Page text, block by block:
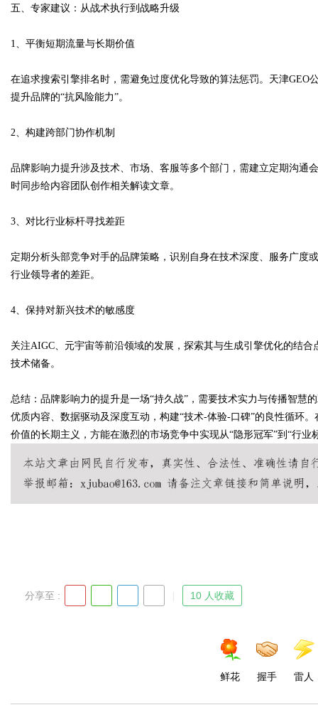
五、专家建议：从战术执行到战略升级
1、平衡短期流量与长期价值
在追求搜索引擎排名时，需避免过度优化导致的算法惩罚。天津
提升品牌的“抗风险能力”。
2、构建跨部门协作机制
品牌影响力提升涉及技术、市场、客服等多个部门，需建立定期沟通
时同步给内容团队创作相关解读文章。
3、对比行业标杆寻找差距
定期分析头部竞争对手的品牌策略，识别自身在技术深度、服务广度
行业领导者的差距。
4、保持对新兴技术的敏感度
关注AIGC、元宇宙等前沿领域的发展，探索其与生成引擎优化的结
技术储备。
总结：品牌影响力的提升是一场“持久战”，需要技术实力与传播智慧
优质内容、数据驱动及深度互动，构建“技术-体验-口碑”的良性循环
价值的长期主义，方能在激烈的市场竞争中实现从“隐形冠军”到“行业
分享至 : 10 人收藏
鲜花 握手 雷人